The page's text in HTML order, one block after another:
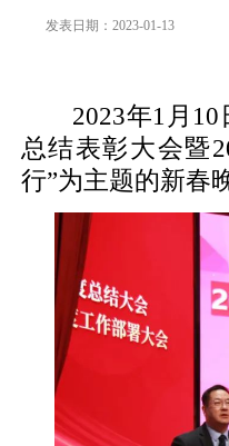
发表日期： 2023-01-13
2023年1月10
总结表彰大会暨
行”为主题的新春